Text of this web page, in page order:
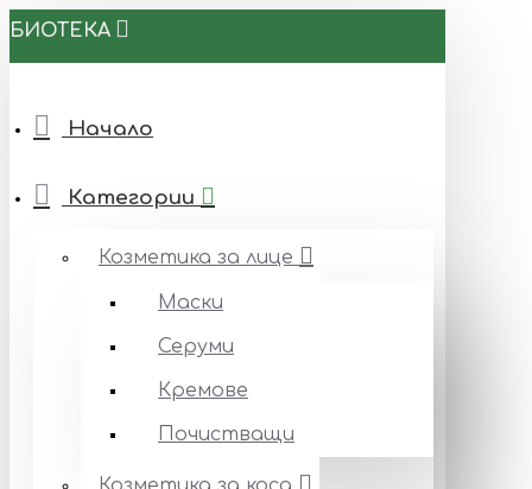
БИОТЕКА
Начало
Категории
Козметика за лице
Маски
Серуми
Кремове
Почистващи